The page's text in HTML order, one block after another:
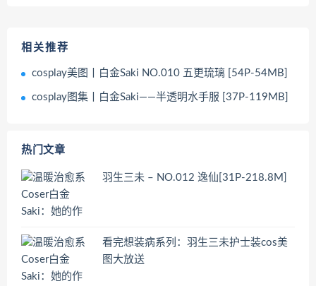
相关推荐
cosplay美图丨白金Saki NO.010 五更琉璃 [54P-54MB]
cosplay图集丨白金Saki——半透明水手服 [37P-119MB]
热门文章
羽生三未 – NO.012 逸仙[31P-218.8M]
看完想装病系列：羽生三未护士装cos美
图大放送